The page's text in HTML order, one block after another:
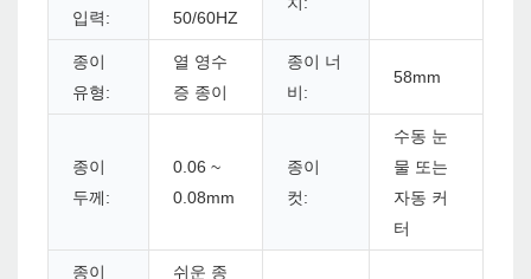
입력:
50/60HZ
종이
유형:
열 영수
증 종이
종이 너
비:
58mm
종이
두께:
0.06 ~
0.08mm
종이
컷:
수동 눈
물 또는
자동 커
터
종이
쉬운 종